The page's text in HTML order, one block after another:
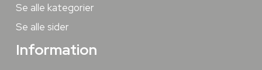
Se alle kategorier
Se alle sider
Information